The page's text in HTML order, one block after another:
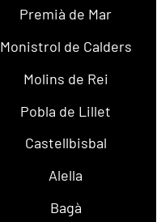
Premià de Mar
Monistrol de Calders
Molins de Rei
Pobla de Lillet
Castellbisbal
Alella
Bagà